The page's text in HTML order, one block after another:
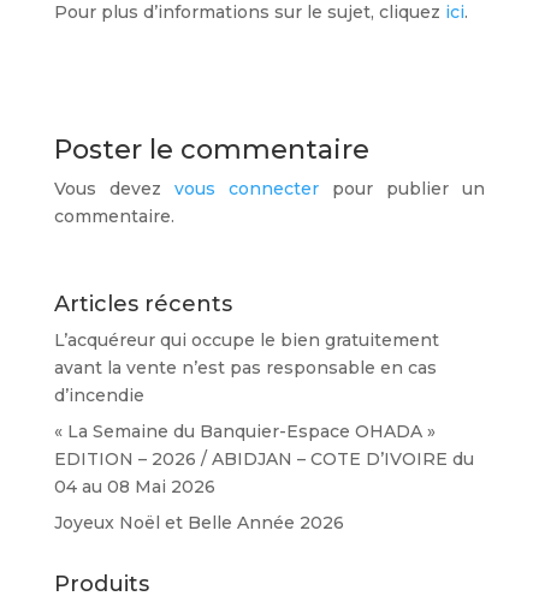
Pour plus d’informations sur le sujet, cliquez ici.
Poster le commentaire
Vous devez vous connecter pour publier un
commentaire.
Articles récents
L’acquéreur qui occupe le bien gratuitement
avant la vente n’est pas responsable en cas
d’incendie
« La Semaine du Banquier-Espace OHADA »
EDITION – 2026 / ABIDJAN – COTE D’IVOIRE du
04 au 08 Mai 2026
Joyeux Noël et Belle Année 2026
Produits